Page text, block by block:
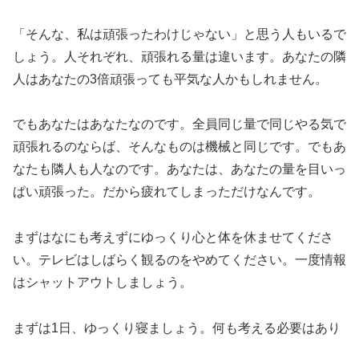
「そんな、私は頑張ったわけじゃない」と思う人もいるで
しょう。人それぞれ、頑張れる量は違います。あなたの隣
人はあなたの3倍頑張っても平気な人かもしれません。
でもあなたはあなたなのです。全員同じ量で同じやる気で
頑張れるのならば、そんなものは機械と同じです。でもあ
なたも隣人も人なのです。あなたは、あなたの量を目いっ
ぱい頑張った。だから疲れてしまっただけなんです。
まずはなにも考えずにゆっくり心と体を休ませてくださ
い。テレビはしばらく観るのをやめてください。一度情報
はシャットアウトしましょう。
まずは1日、ゆっくり寝ましょう。何も考える必要はあり